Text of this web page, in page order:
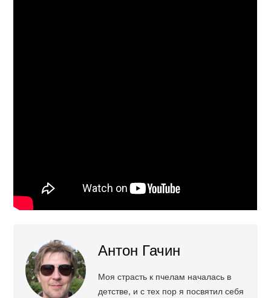
Антон Гачин
Моя страсть к пчелам началась в
детстве, и с тех пор я посвятил себя